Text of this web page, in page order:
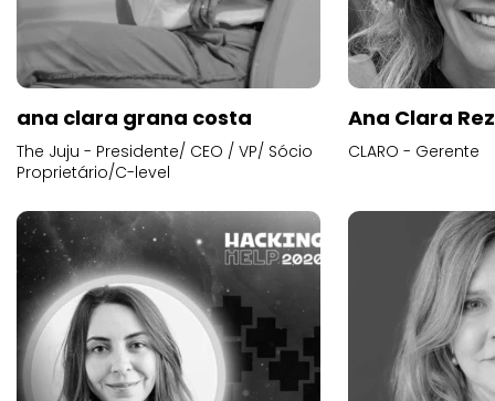
ana clara grana costa
The Juju - Presidente/ CEO / VP/ Sócio
Proprietário/C-level
Ana Clara
CLARO - Gerente